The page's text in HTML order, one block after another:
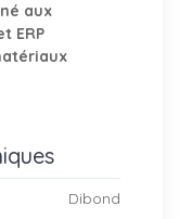
aux
ERP
Dibond